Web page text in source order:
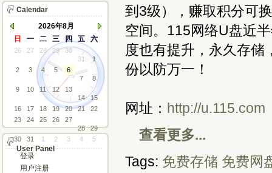
到3级），赚取积分可
空间。115网络U盘近
度也有提升，永久存储
份以防万一！
网址： http://u.115.com
查看更多...
Tags: 免费存储 免费网
Calendar
2026年8月
日
一 二 三 四 五 六
26 27 28 29
30
31
1
2
3 4 5
6
7
8
9
10 11 12
13
14
15
16
17 18 19 20 21
22
23
24 25 26
27
28
29
30
31 1 2 3 4 5
User Panel
登录
用户注册